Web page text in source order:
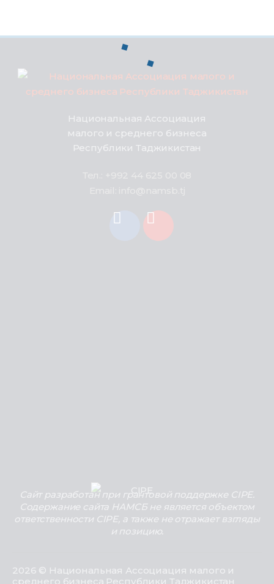
Национальная Ассоциация
малого и среднего бизнеса
Республики Таджикистан
Сайт разработан при грантовой поддержке CIPE.
Содержание сайта НАМСБ не является объектом
ответственности CIPE, а также не отражает взгляды
и позицию.
2026 © Национальная Ассоциация малого и
среднего бизнеса Республики Таджикистан